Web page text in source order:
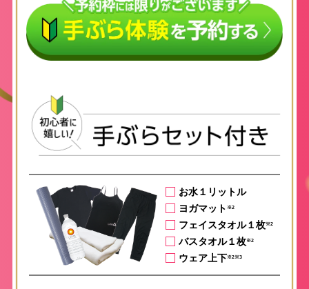
お水１リットル
ヨガマット ※2
フェイスタオル１枚※2
バスタオル１枚※2
ウェア上下※2※3